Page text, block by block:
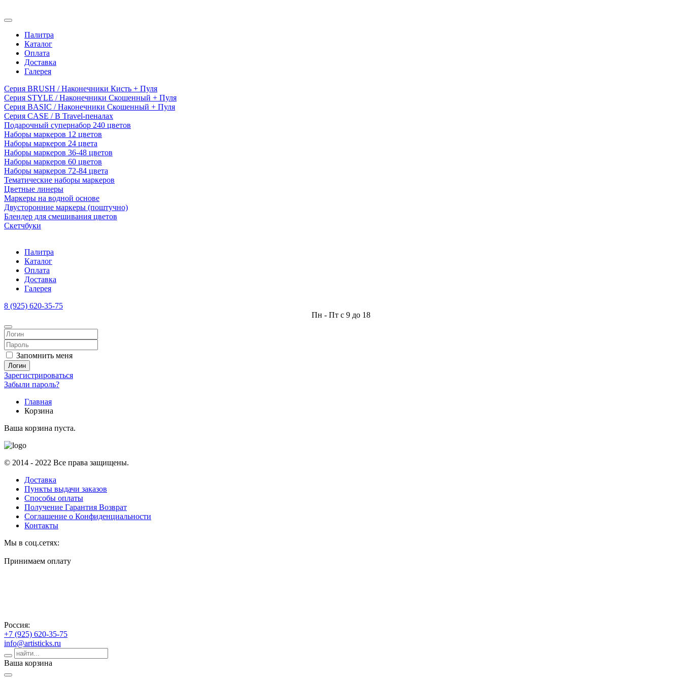
Палитра
Каталог
Оплата
Доставка
Галерея
Серия BRUSH / Наконечники Кисть + Пуля
Серия STYLE / Наконечники Скошенный + Пуля
Серия BASIC / Наконечники Скошенный + Пуля
Серия CASE / В Travel-пеналах
Подарочный супернабор 240 цветов
Наборы маркеров 12 цветов
Наборы маркеров 24 цвета
Наборы маркеров 36-48 цветов
Наборы маркеров 60 цветов
Наборы маркеров 72-84 цвета
Тематические наборы маркеров
Цветные линеры
Маркеры на водной основе
Двусторонние маркеры (поштучно)
Блендер для смешивания цветов
Скетчбуки
Палитра
Каталог
Оплата
Доставка
Галерея
8 (925) 620-35-75
Пн - Пт с 9 до 18
Запомнить меня
Логин
Зарегистрироваться
Забыли пароль?
Главная
Корзина
Ваша корзина пуста.
© 2014 - 2022 Все права защищены.
Доставка
Пункты выдачи заказов
Способы оплаты
Получение Гарантия Возврат
Соглашение о Конфиденциальности
Контакты
Мы в соц.сетях:
Принимаем оплату
Россия:
+7 (925) 620-35-75
info@artisticks.ru
Ваша корзина